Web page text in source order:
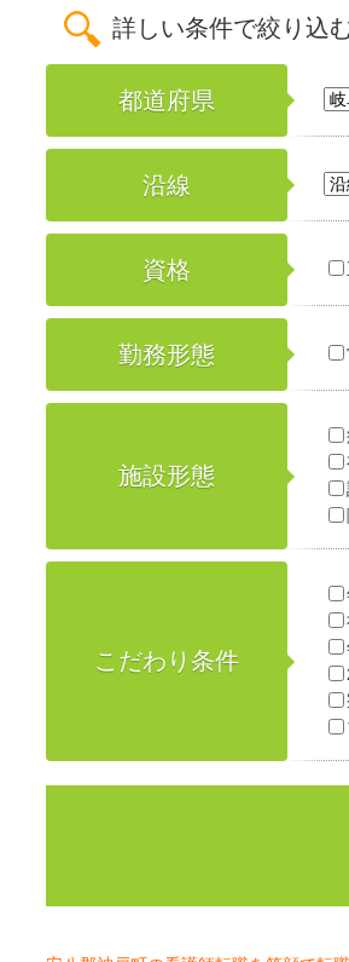
詳しい条件で絞り込
都道府県
沿線
資格
勤務形態
施設形態
こだわり条件